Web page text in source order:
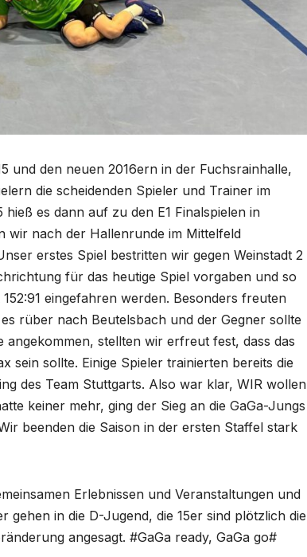
und den neuen 2016ern in der Fuchsrainhalle,
die scheidenden Spieler und Trainer im
es dann auf zu den E1 Finalspielen in
wir nach der Hallenrunde im Mittelfeld
erstes Spiel bestritten wir gegen Weinstadt 2
für das heutige Spiel vorgaben und so
eingefahren werden. Besonders freuten
rüber nach Beutelsbach und der Gegner sollte
stellten wir erfreut fest, dass das
sein sollte. Einige Spieler trainierten bereits die
des Team Stuttgarts. Also war klar, WIR wollen
keiner mehr, ging der Sieg an die GaGa-Jungs
beenden die Saison in der ersten Staffel stark
Erlebnissen und Veranstaltungen und
in die D-Jugend, die 15er sind plötzlich die
angesagt. #GaGa ready, GaGa go#